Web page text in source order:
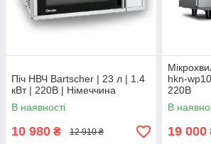
Піч НВЧ Bartscher | 23 л | 1.4
кВт | 220В | Німеччина
В наявності
10 980 ₴ 12 910 ₴
hkn-
220В
В
19 000